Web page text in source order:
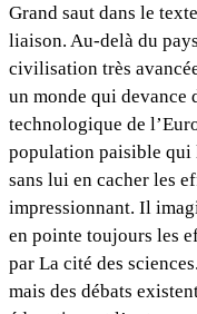
Grand saut dans le
liaison. Au-delà du
civilisation très
un monde qui devance
technologique de
population paisible qui
sans lui en cacher les
impressionnant. Il
en pointe toujours les
par La cité des
mais des débats